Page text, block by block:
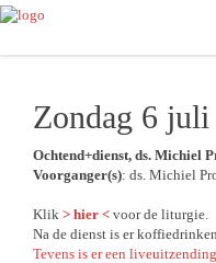
Zondag 6
Ochtend+dienst, ds. Michiel
Voorganger(s): ds. Michiel
Klik > hier < voor de liturgie.
Na de dienst is er
Tevens is er een